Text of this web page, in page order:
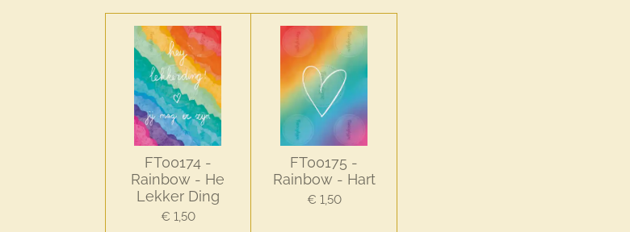
FT00174 -
Rainbow - He
Lekker Ding
€ 1,50
FT00175 -
Rainbow - Hart
€ 1,50